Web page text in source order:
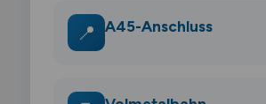
📍 A45-Anschluss